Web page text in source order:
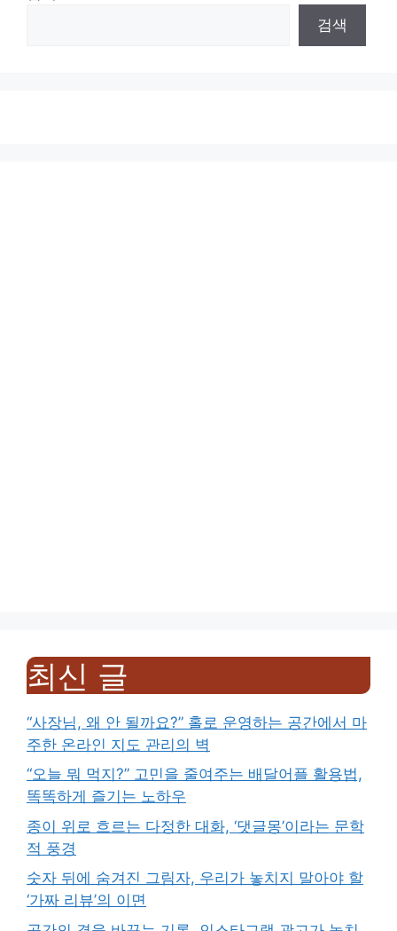
검색
최신 글
“사장님, 왜 안 될까요?” 홀로 운영하는 공간에서 마
주한 온라인 지도 관리의 벽
“오늘 뭐 먹지?” 고민을 줄여주는 배달어플 활용법,
똑똑하게 즐기는 노하우
종이 위로 흐르는 다정한 대화, ‘댓글몽’이라는 문학
적 풍경
숫자 뒤에 숨겨진 그림자, 우리가 놓치지 말아야 할
‘가짜 리뷰’의 이면